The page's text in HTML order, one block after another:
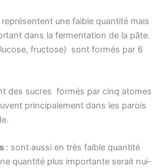
repré­sentent une faible quan­ti­té mais
dans la fer­men­ta­tion de la pâte.
fruc­tose) sont for­més par 6
des sucres for­més par cinq atomes
prin­ci­pa­le­ment dans les parois
: sont aus­si en très faible quan­ti­té
quan­ti­té plus impor­tante serait nui­